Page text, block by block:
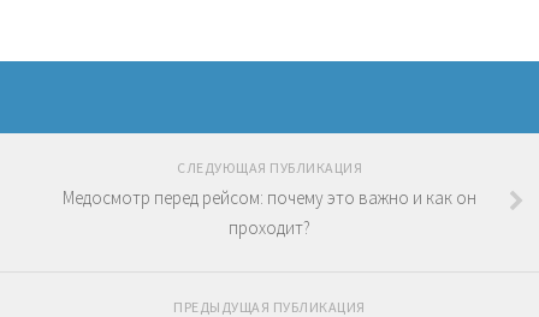
СЛЕДУЮЩАЯ ПУБЛИКАЦИЯ
Медосмотр перед рейсом: почему это важно и как он
проходит?
ПРЕДЫДУЩАЯ ПУБЛИКАЦИЯ